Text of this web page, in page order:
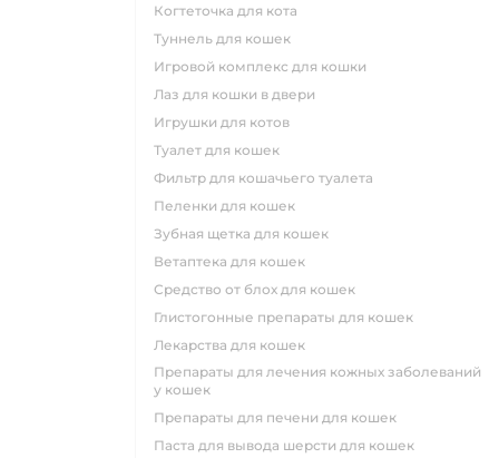
когтеточка для кота
туннель для кошек
игровой комплекс для кошки
лаз для кошки в двери
игрушки для котов
туалет для кошек
фильтр для кошачьего туалета
пеленки для кошек
зубная щетка для кошек
ветаптека для кошек
средство от блох для кошек
глистогонные препараты для кошек
лекарства для кошек
препараты для лечения кожных заболеваний
у кошек
препараты для печени для кошек
паста для вывода шерсти для кошек